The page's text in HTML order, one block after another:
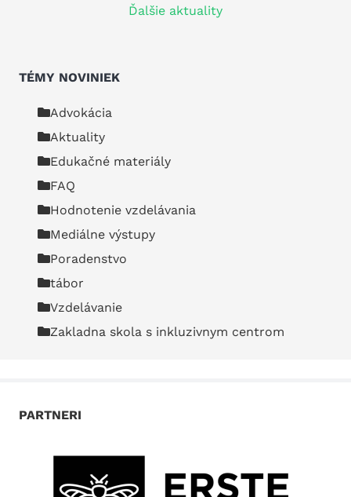
Ďalšie aktuality
TÉMY NOVINIEK
Advokácia
Aktuality
Edukačné materiály
FAQ
Hodnotenie vzdelávania
Mediálne výstupy
Poradenstvo
tábor
Vzdelávanie
Zakladna skola s inkluzivnym centrom
PARTNERI